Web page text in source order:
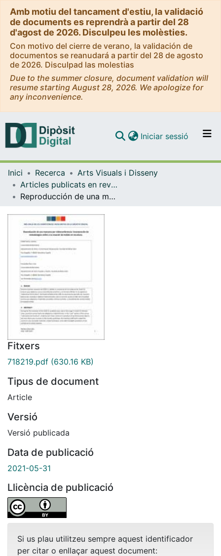
Amb motiu del tancament d'estiu, la validació
de documents es reprendrà a partir del 28
d'agost de 2026. Disculpeu les molèsties.
Con motivo del cierre de verano, la validación de
documentos se reanudará a partir del 28 de agosto
de 2026. Disculpad las molestias
Due to the summer closure, document validation will
resume starting August 28, 2026. We apologize for
any inconvenience.
Navega per tot el DD
Contacte
Iniciar sessió (current)
Inici Recerca
Arts Visuals i Disseny
Articles publicats en revistes (Arts Visuals i Disseny)
Reproducción de una manzana por videoconferencia: incorporación de metodologías online a la creación de moldes en escultura
Fitxers
718219.pdf (630.16 KB)
Tipus de document
Article
Versió
Versió publicada
Data de publicació
2021-05-31
Llicència de publicació
Si us plau utilitzeu sempre aquest identificador
per citar o enllaçar aquest document: